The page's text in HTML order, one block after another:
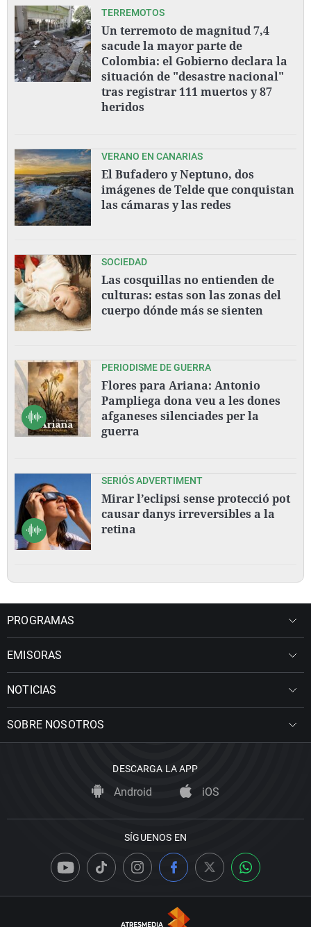
TERREMOTOS
Un terremoto de magnitud 7,4
sacude la mayor parte de
Colombia: el Gobierno declara la
situación de "desastre nacional"
tras registrar 111 muertos y 87
heridos
VERANO EN CANARIAS
El Bufadero y Neptuno, dos
imágenes de Telde que conquistan
las cámaras y las redes
SOCIEDAD
Las cosquillas no entienden de
culturas: estas son las zonas del
cuerpo dónde más se sienten
PERIODISME DE GUERRA
Flores para Ariana: Antonio
Pampliega dona veu a les dones
afganeses silenciades per la
guerra
SERIÓS ADVERTIMENT
Mirar l’eclipsi sense protecció pot
causar danys irreversibles a la
retina
PROGRAMAS
EMISORAS
NOTICIAS
SOBRE NOSOTROS
DESCARGA LA APP
Android iOS
SÍGUENOS EN